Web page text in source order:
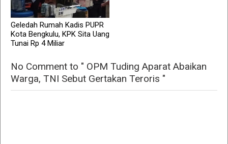
Geledah Rumah Kadis PUPR
Kota Bengkulu, KPK Sita Uang
Tunai Rp 4 Miliar
No Comment to " OPM Tuding Aparat Abaikan
Warga, TNI Sebut Gertakan Teroris "